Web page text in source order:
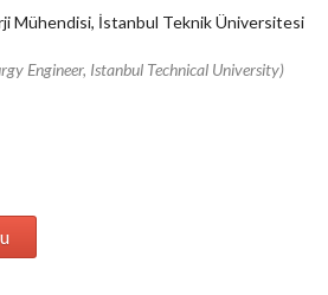
Mühendisi, İstanbul Teknik Üniversitesi
Engineer, Istanbul Technical University)